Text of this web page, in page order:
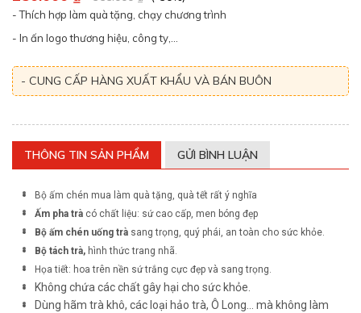
- Thích hợp làm quà tặng, chạy chương trình
- In ấn logo thương hiệu, công ty,...
- CUNG CẤP HÀNG XUẤT KHẨU VÀ BÁN BUÔN
THÔNG TIN SẢN PHẨM GỬI BÌNH LUẬN
Bộ ấm chén mua làm quà tặng, quà tết rất ý nghĩa
Ấm pha trà có chất liệu: sứ cao cấp, men bóng đẹp
Bộ ấm chén uống trà sang trọng, quý phái, an toàn cho sức khỏe.
Bộ tách trà, hình thức trang nhã.
Họa tiết: hoa trên nền sứ trắng cực đẹp và sang trọng.
Không chứa các chất gây hại cho sức khỏe.
Dùng hãm trà khô, các loại hảo trà, Ô Long… mà không làm